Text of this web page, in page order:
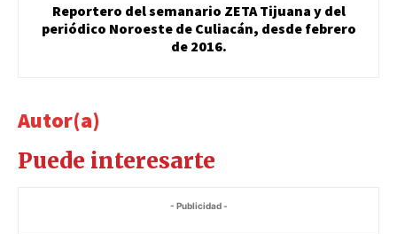
Reportero del semanario ZETA Tijuana y del
periódico Noroeste de Culiacán, desde febrero
de 2016.
Autor(a)
Puede interesarte
- Publicidad -